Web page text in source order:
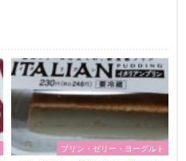
プリン・ゼリー・ヨーグルト